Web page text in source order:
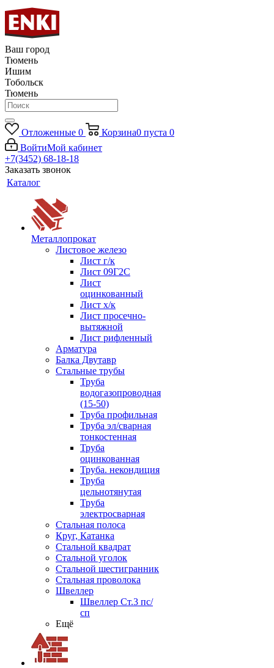
Ваш город
Тюмень
Ишим
Тобольск
Тюмень
Отложенные 0 Корзина0 пуста 0
ВойтиМой кабинет
+7(3452) 68-18-18
Заказать звонок
Каталог
Металлопрокат
Листовое железо
Лист г/к
Лист 09Г2С
Лист
оцинкованный
Лист х/к
Лист просечно-
вытяжной
Лист рифленный
Арматура
Балка Двутавр
Стальные трубы
Труба
водогазопроводная
(15-50)
Труба профильная
Труба эл/сварная
тонкостенная
Труба
оцинкованная
Труба. некондиция
Труба
цельнотянутая
Труба
электросварная
Стальная полоса
Круг, Катанка
Стальной квадрат
Стальной уголок
Стальной шестигранник
Стальная проволока
Швеллер
Швеллер Ст.3 пс/
сп
Ещё